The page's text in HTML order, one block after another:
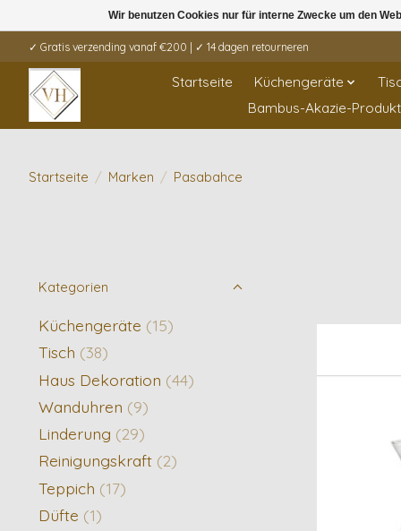
✓ Gratis verzending vanaf €200 | ✓ 14 dagen retourneren
Startseite Küchengeräte
Bambus-Akazie-
Startseite / Marken / Pasabahce
Kategorien
Küchengeräte (15)
Tisch (38)
Haus Dekoration (44)
Wanduhren (9)
Linderung (29)
Reinigungskraft (2)
Teppich (17)
Düfte (1)
Wir benutzen Cookies nur für interne Zwecke um den